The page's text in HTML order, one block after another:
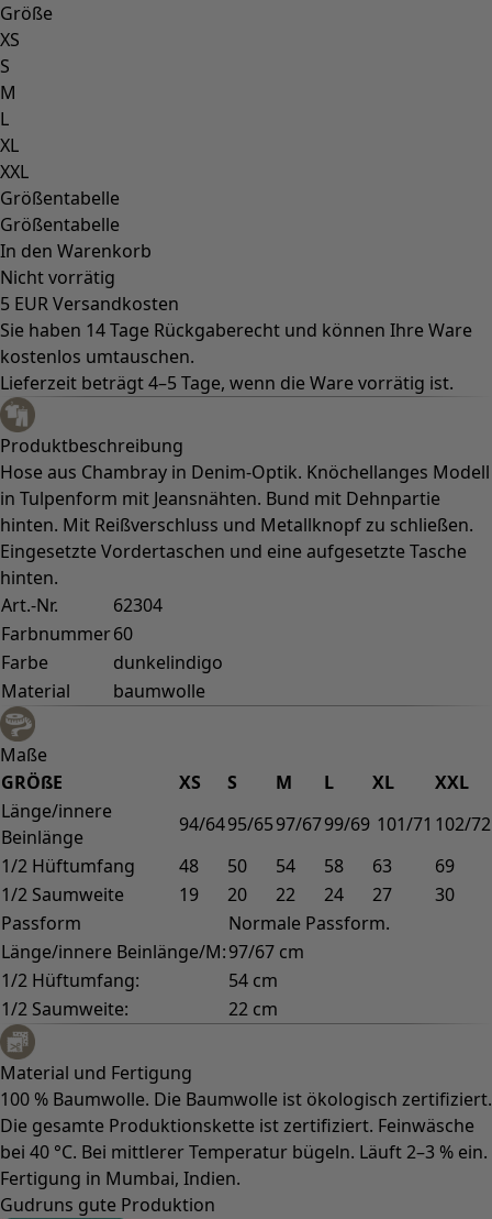
Größe
XS
S
M
L
XL
XXL
Größentabelle
Größentabelle
In den Warenkorb
Nicht vorrätig
5 EUR Versandkosten
Sie haben 14 Tage Rückgaberecht und können Ihre Ware
kostenlos umtauschen.
Lieferzeit beträgt 4–5 Tage, wenn die Ware vorrätig ist.
Produktbeschreibung
Hose aus Chambray in Denim-Optik. Knöchellanges Modell
in Tulpenform mit Jeansnähten. Bund mit Dehnpartie
hinten. Mit Reißverschluss und Metallknopf zu schließen.
Eingesetzte Vordertaschen und eine aufgesetzte Tasche
hinten.
Art.-Nr.
62304
Farbnummer60
Farbe
dunkelindigo
Material
baumwolle
Maße
GRÖßE
XS S M L XL
XXL
Länge/innere
Beinlänge
94/6495/6597/6799/69 101/71 102/72
1/2 Hüftumfang
48 50 54 58 63
69
1/2 Saumweite
19 20 22 24 27
30
Passform
Normale Passform.
Länge/innere Beinlänge/M:97/67 cm
1/2 Hüftumfang:
54 cm
1/2 Saumweite:
22 cm
Material und Fertigung
100 % Baumwolle. Die Baumwolle ist ökologisch zertifiziert.
Die gesamte Produktionskette ist zertifiziert. Feinwäsche
bei 40 °C. Bei mittlerer Temperatur bügeln. Läuft 2–3 % ein.
Fertigung in Mumbai, Indien.
Gudruns gute Produktion